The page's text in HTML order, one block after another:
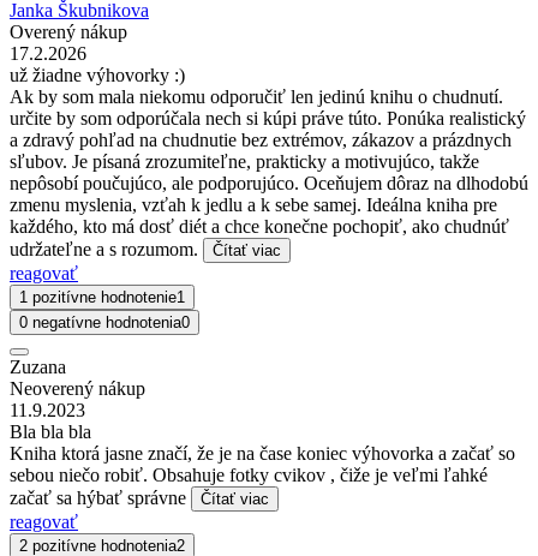
Janka Škubnikova
Overený nákup
17.2.2026
už žiadne výhovorky :)
Ak by som mala niekomu odporučiť len jedinú knihu o chudnutí.
určite by som odporúčala nech si kúpi práve túto. Ponúka realistický
a zdravý pohľad na chudnutie bez extrémov, zákazov a prázdnych
sľubov. Je písaná zrozumiteľne, prakticky a motivujúco, takže
nepôsobí poučujúco, ale podporujúco. Oceňujem dôraz na dlhodobú
zmenu myslenia, vzťah k jedlu a k sebe samej. Ideálna kniha pre
každého, kto má dosť diét a chce konečne pochopiť, ako chudnúť
udržateľne a s rozumom.
Čítať viac
reagovať
1 pozitívne hodnotenie1
0 negatívne hodnotenia0
Zuzana
Neoverený nákup
11.9.2023
Bla bla bla
Kniha ktorá jasne značí, že je na čase koniec výhovorka a začať so
sebou niečo robiť. Obsahuje fotky cvikov , čiže je veľmi ľahké
začať sa hýbať správne
Čítať viac
reagovať
2 pozitívne hodnotenia2